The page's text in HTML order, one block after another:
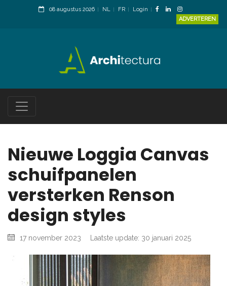
08 augustus 2026 NL FR
Login
ADVERTEREN
Nieuwe Loggia Canvas
schuifpanelen
versterken Renson
design styles
17 november 2023 Laatste update: 30 januari 2025